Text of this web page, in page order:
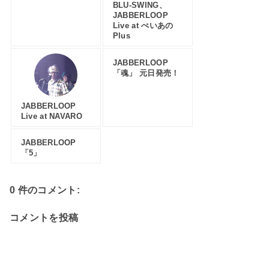
BLU-SWING、
JABBERLOOP
Live at ぺいあの
Plus
JABBERLOOP
Live at NAVARO
JABBERLOOP
「魂」 元日発売！
JABBERLOOP
「5」
0 件のコメント:
コメントを投稿